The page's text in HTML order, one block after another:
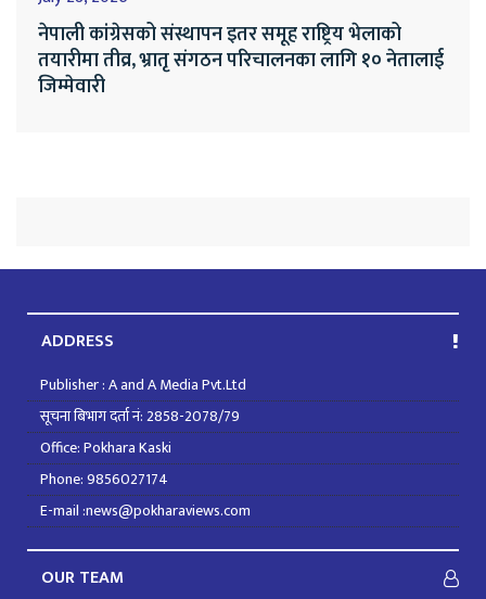
नेपाली कांग्रेसको संस्थापन इतर समूह राष्ट्रिय भेलाको
तयारीमा तीव्र, भ्रातृ संगठन परिचालनका लागि १० नेतालाई
जिम्मेवारी
ADDRESS
Publisher : A and A Media Pvt.Ltd
सूचना बिभाग दर्ता नं: 2858-2078/79
Office: Pokhara Kaski
Phone: 9856027174
E-mail :news@pokharaviews.com
OUR TEAM